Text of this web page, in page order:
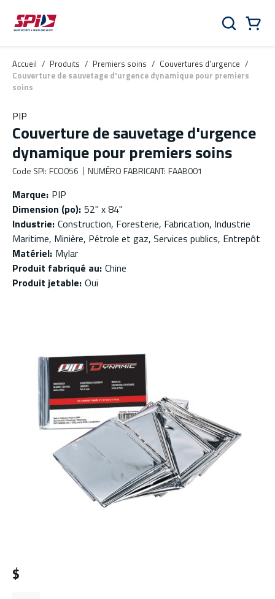
Aller au contenu principal
Skip to menu
Skip to footer
Rechercher
Accueil / Produits / Premiers soins / Couvertures d'urgence /
Couverture de sauvetage d'urgence dynamique pour premiers
soins
PIP
Couverture de sauvetage d'urgence
dynamique pour premiers soins
Code SPI: FCO056 NUMÉRO FABRICANT: FAAB001
Marque: PIP
Dimension (po): 52" x 84"
Industrie: Construction, Foresterie, Fabrication, Industrie
Maritime, Minière, Pétrole et gaz, Services publics, Entrepôt
Matériel: Mylar
Produit fabriqué au: Chine
Produit jetable: Oui
$